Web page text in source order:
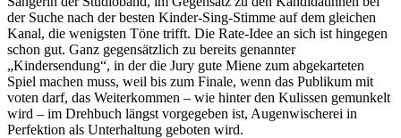
der Suche nach der besten Kinder-Sing-Stimme auf dem gleichen
Kanal, die wenigsten Töne trifft. Die Rate-Idee an sich ist hingegen
schon gut. Ganz gegensätzlich zu bereits genannter
„Kindersendung“, in der die Jury gute Miene zum abgekarteten
Spiel machen muss, weil bis zum Finale, wenn das Publikum mit
voten darf, das Weiterkommen – wie hinter den Kulissen gemunkelt
wird – im Drehbuch längst vorgegeben ist, Augenwischerei in
Perfektion als Unterhaltung geboten wird.